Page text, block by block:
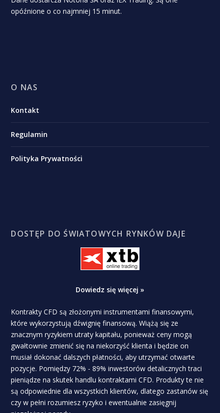
opóźnione o co najmniej 15 minut.
O NAS
Kontakt
Regulamin
Polityka Prywatności
DOSTĘP DO ŚWIATOWYCH RYNKÓW DAJE
Dowiedz się więcej »
Kontrakty CFD są złożonymi instrumentami finansowymi,
które wykorzystują dźwignię finansową. Wiążą się ze
znacznym ryzykiem utraty kapitału, ponieważ ceny mogą
gwałtownie zmienić się na niekorzyść klienta i będzie on
musiał dokonać dalszych płatności, aby utrzymać otwarte
pozycje. Pomiędzy 72% - 89% inwestorów detalicznych traci
pieniądze na skutek handlu kontraktami CFD. Produkty te nie
są odpowiednie dla wszystkich klientów, dlatego zastanów się
czy w pełni rozumiesz ryzyko i ewentualnie zasięgnij